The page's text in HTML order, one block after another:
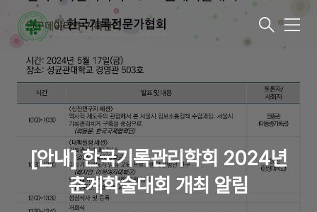
메
[안내] 한국기록관리학회 2024년
춘계학술대회 개최 알림